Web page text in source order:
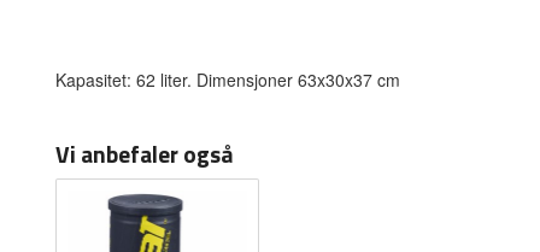
Kapasitet: 62 liter. Dimensjoner 63x30x37 cm
Vi anbefaler også